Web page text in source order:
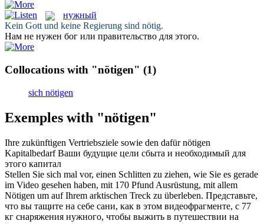
нужный
Kein Gott und keine Regierung sind nötig.
Нам не нужен бог или правительство для этого.
Collocations with "nötigen" (1)
sich nötigen
Exemples with "nötigen"
Ihre zukünftigen Vertriebsziele sowie den dafürnötigen
Kapitalbedarf Ваши будущие цели сбыта и необходимый для
этого капитал
Stellen Sie sich mal vor, einen Schlitten zu ziehen, wie Sie es gerade
im Video gesehen haben, mit 170 Pfund Ausrüstung, mit allem
Nötigen um auf Ihrem arktischen Treck zu überleben. Представьте,
что вы тащите на себе сани, как в этом видеофрагменте, c 77
кг снаряжения нужного, чтобы выжить в путешествии на